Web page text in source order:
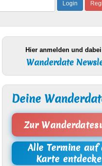
Login
Hier anmelden und
Wanderdate
Deine
Zur
Alle Termine auf
Karte